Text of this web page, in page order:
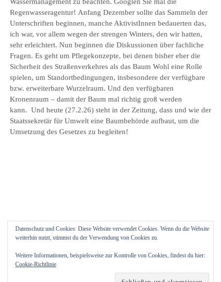
Regenwasseragentur! Anfang Dezember sollte das Sammeln der
Unterschriften beginnen, manche AktivistInnen bedauerten das,
ich war, vor allem wegen der strengen Winters, den wir hatten,
sehr erleichtert. Nun beginnen die Diskussionen über fachliche
Fragen. Es geht um Pflegekonzepte, bei denen bisher eher die
Sicherheit des Straßenverkehres als das Baum Wohl eine Rolle
spielen, um Standortbedingungen, insbesondere der verfügbare
bzw. erweiterbare Wurzelraum. Und den verfügbaren
Kronenraum – damit der Baum mal richtig groß werden
kann. Und heute (27.2.26) steht in der Zeitung, dass und wie der
Staatssekretär für Umwelt eine Baumbehörde aufbaut, um die
Umsetzung des Gesetzes zu begleiten!
Datenschutz und Cookies: Diese Website verwendet Cookies. Wenn du die Website
weiterhin nutzt, stimmst du der Verwendung von Cookies zu.
Weitere Informationen, beispielsweise zur Kontrolle von Cookies, findest du hier:
Cookie-Richtlinie